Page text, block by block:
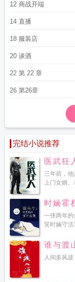
12 商战开端
14 直播
18 服装店
20 谈酒
22 第 22 章
26 第26章
完结小说推荐
医武狂
三年前，
上门女婿
时婳霍
一张两年
笑时婳守
谁与渡
人间多风